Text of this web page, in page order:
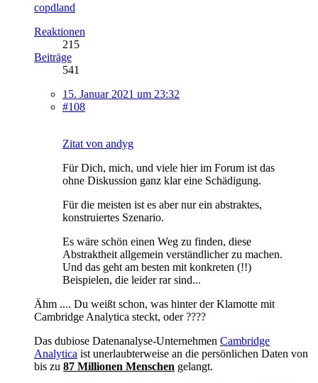
copdland
Reaktionen
215
Beiträge
541
15. Januar 2021 um 23:32
#108
Zitat von andyg
Für Dich, mich, und viele hier im Forum ist das
ohne Diskussion ganz klar eine Schädigung.
Für die meisten ist es aber nur ein abstraktes,
konstruiertes Szenario.
Es wäre schön einen Weg zu finden, diese
Abstraktheit allgemein verständlicher zu machen.
Und das geht am besten mit konkreten (!!)
Beispielen, die leider rar sind...
Ähm .... Du weißt schon, was hinter der Klamotte mit
Cambridge Analytica steckt, oder ????
Das dubiose Datenanalyse-Unternehmen Cambridge
Analytica ist unerlaubterweise an die persönlichen Daten von
bis zu 87 Millionen Menschen gelangt.